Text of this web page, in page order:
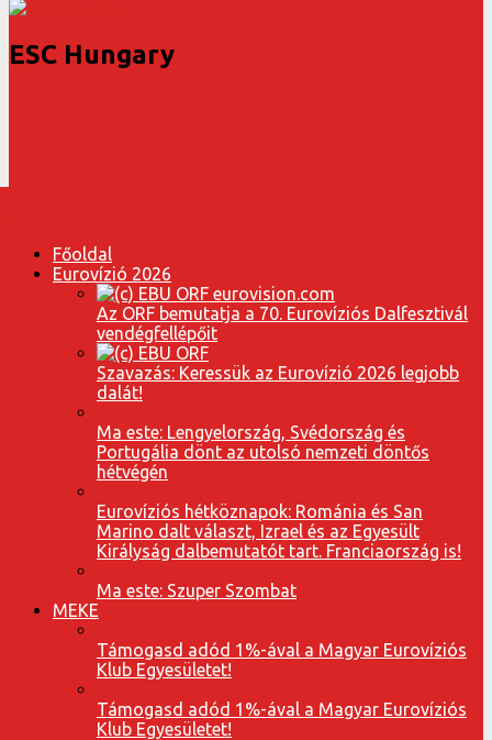
ESC Hungary
Főoldal
Eurovízió 2026
Az ORF bemutatja a 70. Eurovíziós Dalfesztivál
vendégfellépőit
Szavazás: Keressük az Eurovízió 2026 legjobb
dalát!
Ma este: Lengyelország, Svédország és
Portugália dönt az utolsó nemzeti döntős
hétvégén
Eurovíziós hétköznapok: Románia és San
Marino dalt választ, Izrael és az Egyesült
Királyság dalbemutatót tart. Franciaország is!
Ma este: Szuper Szombat
MEKE
Támogasd adód 1%-ával a Magyar Eurovíziós
Klub Egyesületet!
Támogasd adód 1%-ával a Magyar Eurovíziós
Klub Egyesületet!